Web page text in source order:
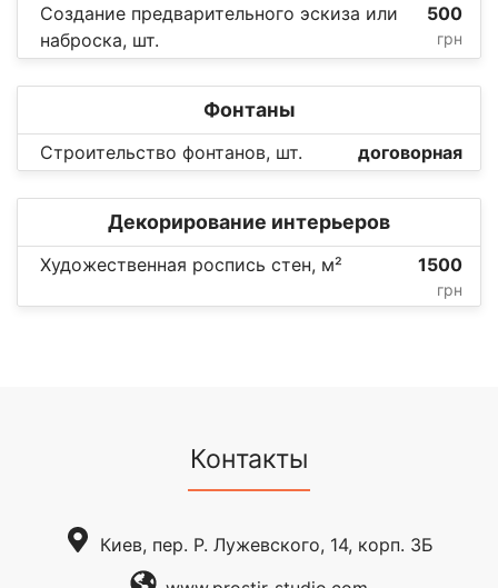
Создание предварительного эскиза или
наброска, шт.
500
грн
Фонтаны
Строительство фонтанов, шт. договорная
Декорирование интерьеров
Художественная роспись стен, м² 1500
грн
Контакты
Киев, пер. Р. Лужевского, 14, корп. 3Б